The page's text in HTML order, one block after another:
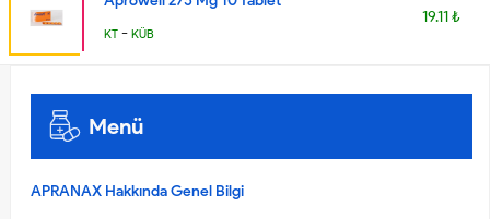
KT - KÜB
19.11 ₺
Menü
APRANAX Hakkında Genel Bilgi